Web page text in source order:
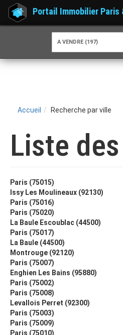
Portail Immobilier Paris
A VENDRE (197)
Accueil Recherche par ville
Liste
Paris (75015)
Issy Les Moulineaux (92130)
Paris (75016)
Paris (75020)
La Baule Escoublac (44500)
Paris (75017)
La Baule (44500)
Montrouge (92120)
Paris (75007)
Enghien Les Bains (95880)
Paris (75002)
Paris (75008)
Levallois Perret (92300)
Paris (75003)
Paris (75009)
Paris (75010)